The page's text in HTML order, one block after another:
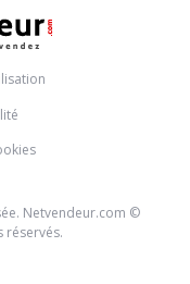
Netvendeur.com ©
réservés.